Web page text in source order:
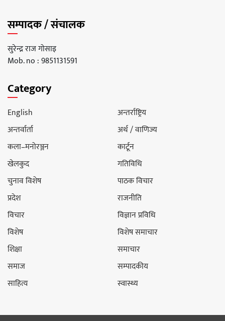
सम्पादक / संचालक
सुरेन्द्र राज गोसाइ
Mob. no : 9851131591
Category
English
अन्तर्राष्ट्रिय
अन्तर्वार्ता
अर्थ / वाणिज्य
कला–मनोरञ्जन
कार्टून
खेलकुद
गतिविधि
चुनाव विशेष
पाठक विचार
प्रदेश
राजनीति
विचार
विज्ञान प्रविधि
विशेष
विशेष समाचार
शिक्षा
समाचार
समाज
सम्पादकीय
साहित्य
स्वास्थ्य